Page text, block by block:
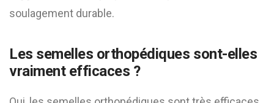
soulagement durable.
Les semelles orthopédiques sont-elles
vraiment efficaces ?